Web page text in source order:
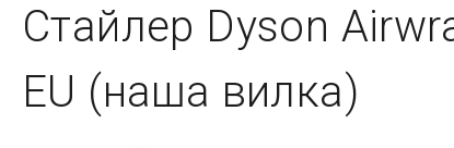
Договор оферты
Реквизиты
Стайлер Dyson
EU (наша вилка)